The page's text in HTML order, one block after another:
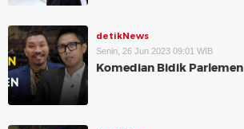
detikNews
Senin, 26 Jun 2023 09:01 WIB
Komedian Bidik Parlemen